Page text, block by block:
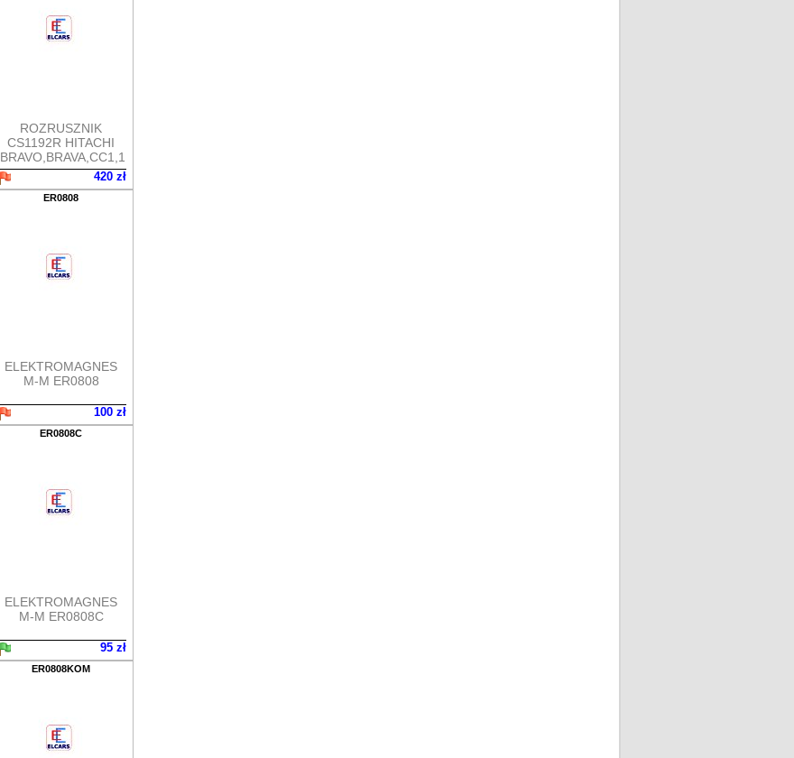
ROZRUSZNIK
CS1192R HITACHI
BRAVO,BRAVA,CC1,1
420 zł
ER0808
ELEKTROMAGNES
M-M ER0808
100 zł
ER0808C
ELEKTROMAGNES
M-M ER0808C
95 zł
ER0808KOM